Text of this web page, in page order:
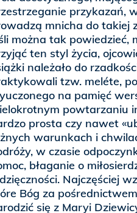
przykazań,
mnicha do takiej
można tak powiedzieć,
ten styl życia,
należało do
tzw. meléte,
na pamięć
powtarzaniu
prosta czy nawet
warunkach i
w czasie
błaganie o
Najczęściej
Bóg za
się z Maryi